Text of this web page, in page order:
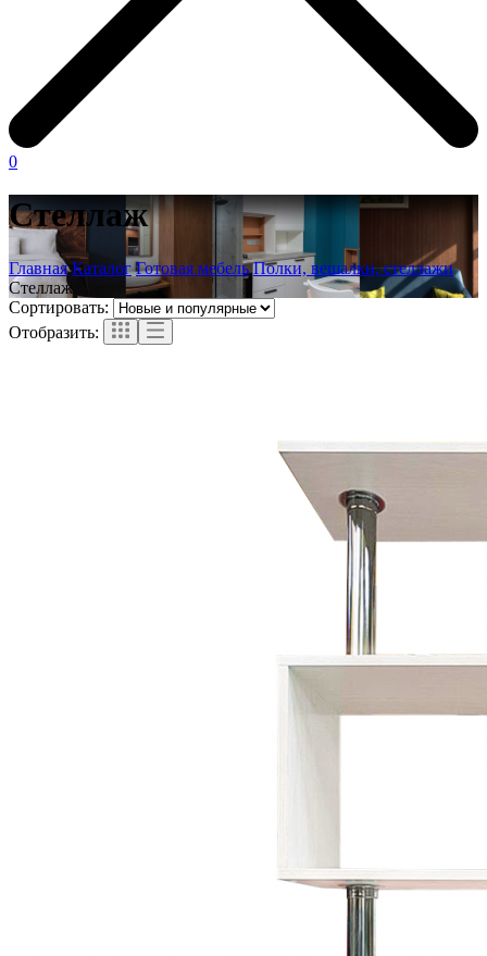
0
Стеллаж
Главная Каталог Готовая мебель Полки, вешалки, стеллажи
Стеллаж
Сортировать:
Отобразить: